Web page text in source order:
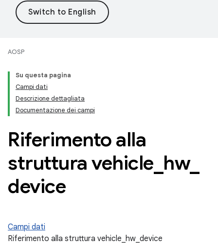
AOSP
Su questa pagina
Campi dati
Descrizione dettagliata
Documentazione dei campi
Riferimento alla
struttura vehicle hw_
device
Campi dati
Riferimento alla struttura vehicle_hw_device